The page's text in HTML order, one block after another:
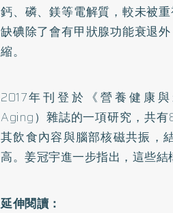
鈣、磷、鎂等電解質，較未被
缺碘除了會有甲狀腺功能衰退
縮。
2017年刊登於《營養健康
Aging）雜誌的一項研究，共
其飲食內容與腦部核磁共振，
高。姜冠宇進一步指出，這些結
延伸閱讀：